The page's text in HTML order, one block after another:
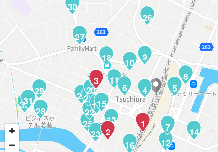
32
31
30
29
28
27
26
25
24
23
22
21
20
19
18
17
16
15
14
13
12
11
10
9
8
7
6 5
4
3
2
1